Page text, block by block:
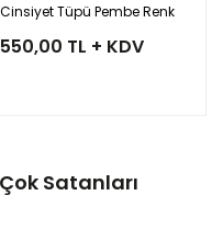
Cinsiyet Tüpü Pembe Renk
550,00 TL + KDV
Satanları